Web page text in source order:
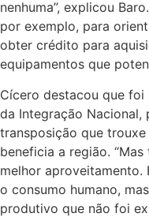
nenhuma”, explicou
por exemplo, para
obter crédito para
equipamentos que
Cícero destacou que foi
da Integração
transposição que trouxe
beneficia a região.
melhor aproveitamento.
o consumo humano,
produtivo que não foi